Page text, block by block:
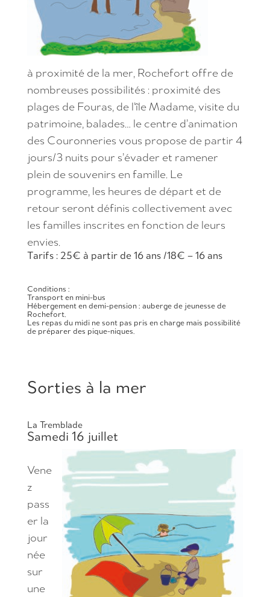
à proximité de la mer, Rochefort offre de
nombreuses possibilités : proximité des
plages de Fouras, de l’île Madame, visite du
patrimoine, balades… le centre d’animation
des Couronneries vous propose de partir 4
jours/3 nuits pour s’évader et ramener
plein de souvenirs en famille. Le
programme, les heures de départ et de
retour seront définis collectivement avec
les familles inscrites en fonction de leurs
envies.
Tarifs : 25€ à partir de 16 ans /18€ – 16 ans
Conditions :
Transport en mini-bus
Hébergement en demi-pension : auberge de jeunesse de
Rochefort.
Les repas du midi ne sont pas pris en charge mais possibilité
de préparer des pique-niques.
Sorties à la mer
La Tremblade
Samedi 16 juillet
Vene
z
pass
er la
jour
née
sur
une